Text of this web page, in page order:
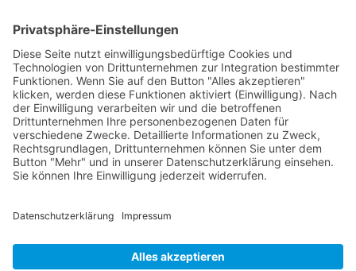
Kontaktieren Sie uns
WalBee
Bizzmade GmbH
Gießereistraße 29
83022 Rosenheim
Tel.:+49 8031 282 09 50
Web:
www.walbee.de